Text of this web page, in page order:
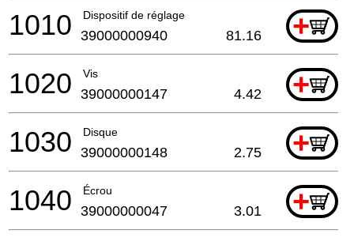
Dispositif de réglage +
1010 39000000940 81.16
Vis +
1020 39000000147 4.42
Disque +
1030 39000000148 2.75
Écrou +
1040 39000000047 3.01